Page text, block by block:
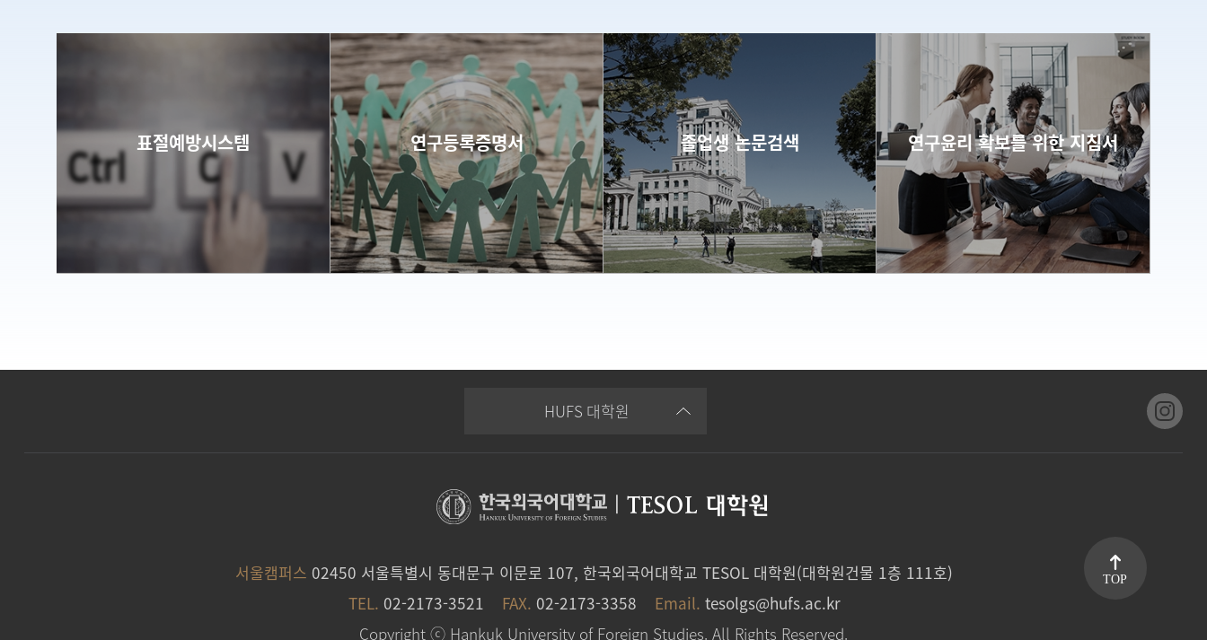
표절예방시스템 연구등록증명서
바로가기
졸업생 논문검색
바로가기
연구윤리 확보를 위한 지침서
e-book
HUFS 대학원
|TESOL 대학원
서울캠퍼스 02450 서울특별시 동대문구 이문로 107, 한국외국어대학교 TESOL 대학원(대학원건물 1층 111호)
TEL. 02-2173-3521 FAX. 02-2173-3358 Email. tesolgs@hufs.ac.kr
Copyright ⓒ Hankuk University of Foreign Studies. All Rights Reserved.
TOP